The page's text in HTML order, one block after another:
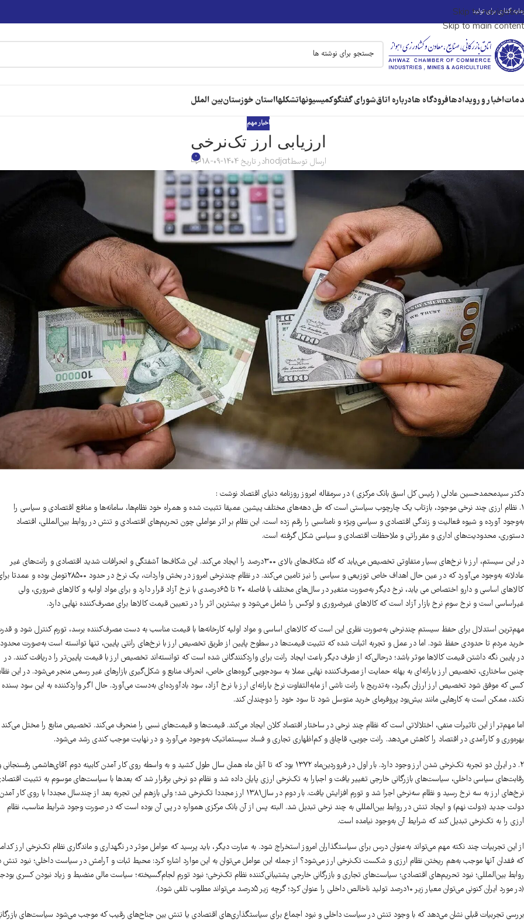
Skip to navigation
Skip to main content
گذاری برای تولید
اخبار و رویدادهافرودگاه هادرباره اتاقشورای گفتگوکمیسیونهاتشکلهااستان خوزستانبین الملل
اخبار مهم
ارزیابی ارز تک‌نرخی
ارسال توسطhodjatدر تاریخ 1404-09-18 0
دکتر سیدمحمدحسین عادلی ( رئیس کل اسبق بانک مرکزی ) در سرمقاله امروز روزنامه دنیای اقتصاد نوشت :
۱. نظام ارزی چند نرخی موجود، بازتاب یک چارچوب سیاستی است که طی دهه‌های مختلف پیشین عمیقا تثبیت شده و همراه خود نظام‌ها، سامانه‌ها و منافع اقتصادی و سیاسی را
به‌وجود آورده و شیوه فعالیت و زندگی اقتصادی و سیاسی ویژه و نامناسبی را رقم زده است. این نظام بر اثر عواملی چون تحریم‌های اقتصادی و تنش در روابط بین‌المللی، اقتصاد
دستوری، محدودیت‌های اداری و مقرراتی و ملاحظات اقتصادی و سیاسی شکل گرفته است.
در این سیستم، ارز با نرخ‌های بسیار متفاوتی تخصیص می‌یابد که گاه شکاف‌های بالای ۳۰۰درصد را ایجاد می‌کند. این شکاف‌ها آشفتگی و انحرافات شدید اقتصادی و رانت‌های غیر
عادلانه به‌وجود می‌آورد که در عین حال اهداف خاص توزیعی و سیاسی را نیز تامین می‌کند. در نظام چندنرخی امروز در بخش واردات، یک نرخ در حدود ۲۸۵۰۰تومان بوده و
کالاهای اساسی و دارو اختصاص می‌ یابد، نرخ دیگر به‌صورت متغیر در سال‌های مختلف با فاصله ۲۰ تا ۶۵درصدی با نرخ آزاد قرار دارد و برای مواد اولیه و کالاهای ضروری، ولی
غیراساسی است و نرخ سوم نرخ بازار آزاد است که کالاهای غیرضروری و لوکس را شامل می‌شود و بیشترین اثر را در تعیین قیمت کالاها برای مصرف‌کننده نهایی دارد.
مهم‌ترین استدلال برای حفظ سیستم چندنرخی به‌صورت نظری این است که کالاهای اساسی و مواد اولیه کارخانه‌ها با قیمت مناسب به دست مصرف‌کننده برسد، تورم کنترل شود و
خرید مردم تا حدودی حفظ شود. اما در عمل و تجربه اثبات شده که تثبیت قیمت‌ها در سطوح پایین از طریق تخصیص ارز با نرخ‌های رانتی پایین، تنها توانسته است به‌صورت
در پایین نگه داشتن قیمت کالاها موثر باشد؛ درحالی‌که از طرف دیگر باعث ایجاد رانت برای وارد‌کنندگانی شده است که توانسته‌اند تخصیص ارز با قیمت پایین‌تر را دریافت کنند. در
چنین ساختاری، تخصیص ارز یارانه‌ای به بهانه حمایت از مصرف‌کننده نهایی عملا به سودجویی گروه‌های خاص، انحراف منابع و شکل‌گیری بازارهای غیر رسمی منجر می‌شود. در این
کسی که موفق شود تخصیص ارز ارزان بگیرد، به‌تدریج با رانت ناشی از مابه‌التفاوت نرخ یارانه‌ای ارز با نرخ آزاد، سود بادآورده‌ای به‌دست می‌آورد. حال اگر واردکننده به این سود بسنده
نکند، ممکن است به کارهایی مانند بیش‌بود پروفرمای خرید متوسل شود تا سود خود را دوچندان کند.
اما مهم‌تر از این تاثیرات منفی، اختلالاتی است که نظام چند نرخی در ساختار اقتصاد کلان ایجاد می‌کند. قیمت‌ها و قیمت‌های نسبی را منحرف می‌کند. تخصیص منابع را مختل
بهره‌وری و کارآمدی در اقتصاد را کاهش می‌دهد. رانت جویی، قاچاق و کم‌اظهاری تجاری و فساد سیستماتیک به‌وجود می‌آورد و در نهایت موجب کندی رشد می‌شود.
۲. در ایران دو تجربه تک‌نرخی شدن ارز وجود دارد. بار اول در فروردین‌ماه ۱۳۷۲ بود که تا آبان ماه همان سال طول کشید و به واسطه روی کار آمدن کابینه دوم آقای‌هاشمی
رقابت‌های سیاسی داخلی، سیاست‌های بازرگانی خارجی تغییر یافت و اجبارا به تک‌نرخی ارزی پایان داده شد و نظام دو نرخی برقرار شد که بعدها با سیاست‌های موسوم به تثبیت
نرخ‌های ارز به سه نرخ رسید و نظام سه‌نرخی اجرا شد و تورم افزایش یافت. بار دوم در سال۱۳۸۱ ارز مجددا تک‌نرخی شد؛ ولی بازهم این تجربه بعد از چندسال مجددا با روی کار آمدن
دولت جدید (دولت نهم) و ایجاد تنش در روابط بین‌المللی به چند نرخی تبدیل شد. البته پس از آن بانک مرکزی همواره در پی آن بوده است که در صورت وجود شرایط مناسب، نظام
ارزی را به تک‌نرخی تبدیل کند که شرایط آن به‌وجود نیامده است.
از این تجربیات چند نکته مهم می‌تواند به‌عنوان درس برای سیاستگذاران امروز استخراج شود. به عبارت دیگر، باید پرسید که عوامل موثر در نگهداری و ماندگاری نظام تک‌نرخی ارز
که فقدان آنها موجب به‌هم ریختن نظام ارزی و شکست تک‌نرخی ارز می‌شود؟ از جمله این عوامل می‌توان به این موارد اشاره کرد: محیط ثبات و آرامش در سیاست داخلی؛ نبود تنش
روابط بین‌المللی؛ نبود تحریم‌های اقتصادی؛ سیاست‌های تجاری و بازرگانی خارجی پشتیبانی‌کننده نظام تک‌نرخی؛ نبود تورم لجام‌گسیخته؛ سیاست مالی منضبط و زیاد نبودن کسری‌
(در مورد ایران کنونی می‌توان معیار زیر ۱۰درصد تولید ناخالص داخلی را عنوان کرد؛ گرچه زیر ۵درصد می‌تواند مطلوب تلقی شود).
بررسی تجربیات قبلی نشان می‌دهد که با وجود تنش در سیاست داخلی و نبود اجماع برای سیاستگذاری‌های اقتصادی یا تنش بین جناح‌های رقیب که موجب می‌شود سیاست‌های